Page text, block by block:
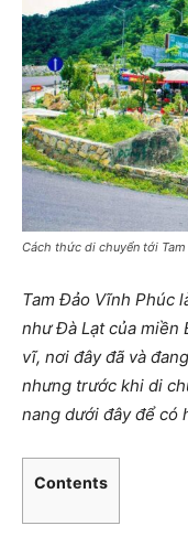
Cách thức di chuyển tới
Tam Đảo Vĩnh Phúc
như Đà Lạt của miền
vĩ, nơi đây đã và
nhưng trước khi di
nang dưới đây để có
Contents